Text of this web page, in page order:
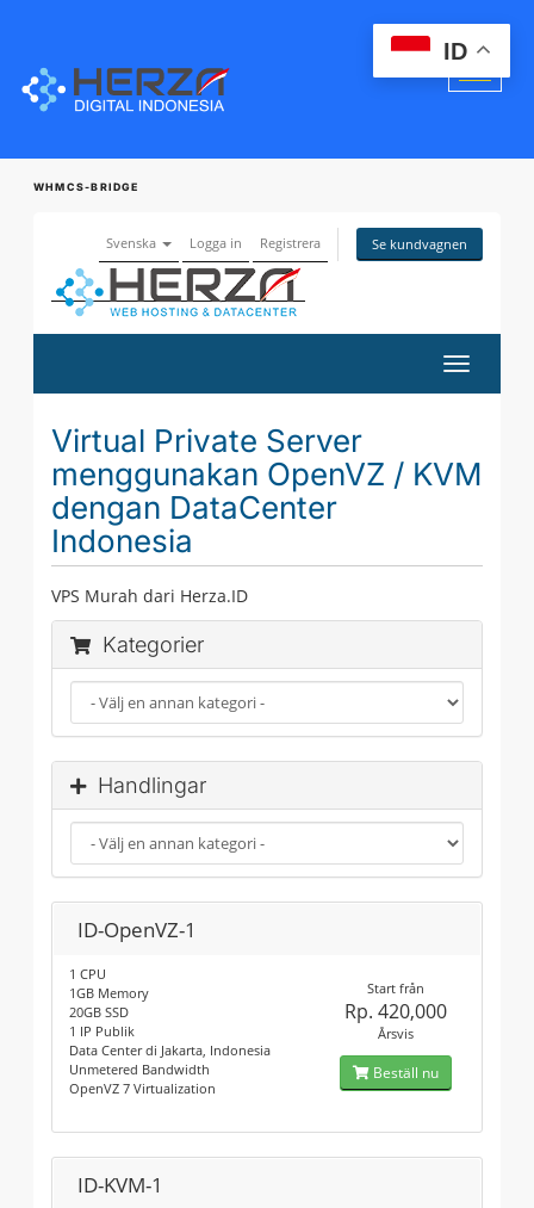
WHMCS-BRIDGE
Svenska Logga in Registrera Se kundvagnen
Växla
Virtual Private Server
menggunakan OpenVZ / KVM
dengan DataCenter
Indonesia
VPS Murah dari Herza.ID
Kategorier
Handlingar
ID-OpenVZ-1
1 CPU
1GB Memory
20GB SSD
1 IP Publik
Data Center di Jakarta, Indonesia
Unmetered Bandwidth
OpenVZ 7 Virtualization
Start från
Rp. 420,000
Årsvis
Beställ nu
ID-KVM-1
ID